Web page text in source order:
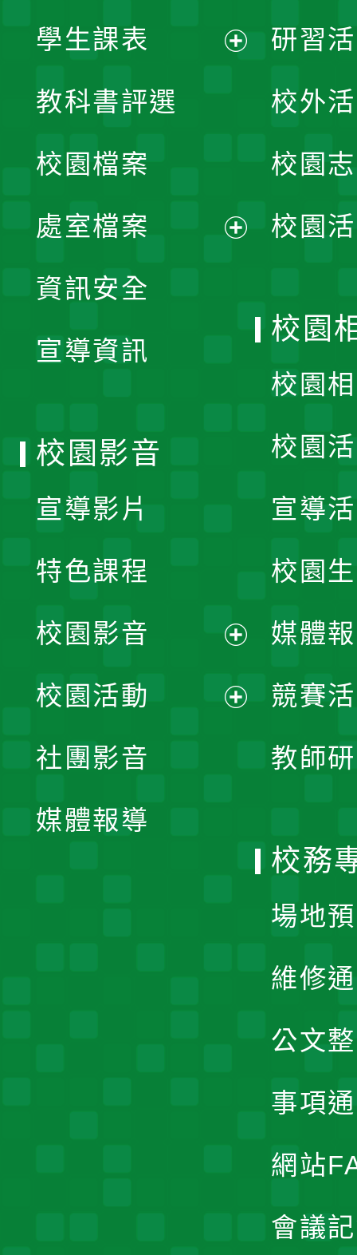
學生課表
單
教科書評選
校園檔案
處室檔案
資訊安全
宣導資訊
研習
校外
校園
校園
校園
校園
校園
宣導
校園
媒體
競賽
教師
校園影音
宣導影片
特色課程
校園影音
開
校園活動
社團影音
媒體報導
校務
場地
維修
公文
事項
網站
會議